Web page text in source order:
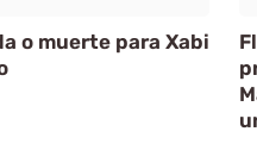
o muerte para Xabi